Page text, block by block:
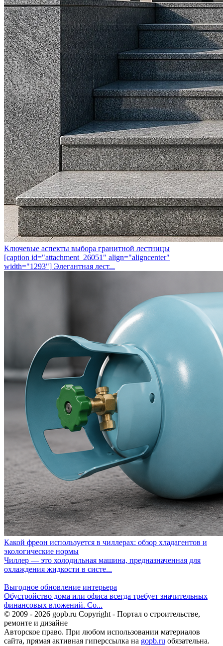
Ключевые аспекты выбора гранитной лестницы
[caption id="attachment_26051" align="aligncenter"
width="1293"] Элегантная лест...
Какой фреон используется в чиллерах: обзор хладагентов и
экологические нормы
Чиллер — это холодильная машина, предназначенная для
охлаждения жидкости в систе...
Выгодное обновление интерьера
Обустройство дома или офиса всегда требует значительных
финансовых вложений. Со...
© 2009 - 2026 gopb.ru Copyright - Портал о строительстве,
ремонте и дизайне
Авторское право. При любом использовании материалов
сайта, прямая активная гиперссылка на gopb.ru обязательна.